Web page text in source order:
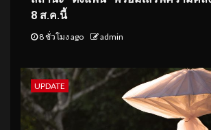
8 ส.ค.นี้
8 ชั่วโมง ago admin
UPDATE